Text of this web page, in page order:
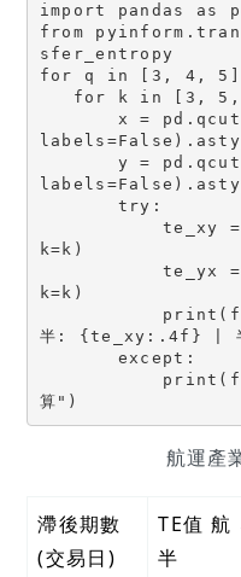
import pandas as
from
sfer_entropy
for q in [3, 4,
k=k)
k=k)
半: {te_xy:.4f} |
算")
航運產
滯後期數
(交易日)
TE值 航
半